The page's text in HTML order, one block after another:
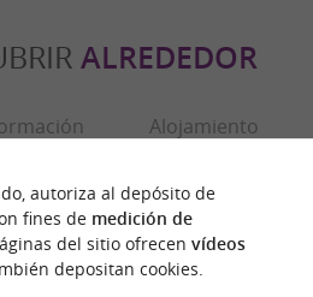
ALREDEDOR
Alojamiento
autoriza al depósito de
fines de medición de
del sitio ofrecen vídeos
depositan cookies.